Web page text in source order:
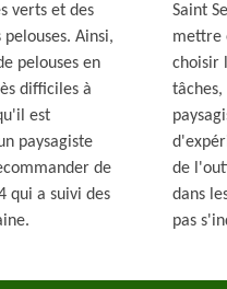
verts et des
Ainsi,
pelouses en
difficiles à
est
paysagiste
de
qui a suivi des
Saint
mettre
choisir
de
dans
pas